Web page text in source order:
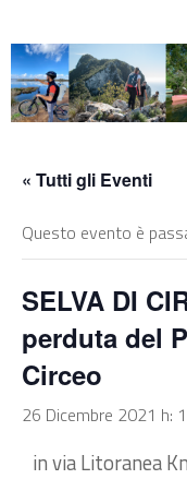
to
content
« Tutti gli Eventi
Questo evento è
SELVA DI
perduta del
Circeo
26 Dicembre 2021 h:
in via Litoranea